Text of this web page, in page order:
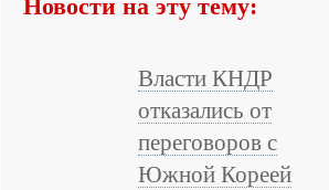
Новости на эту тему:
Власти КНДР
отказались от
переговоров с
Южной Кореей